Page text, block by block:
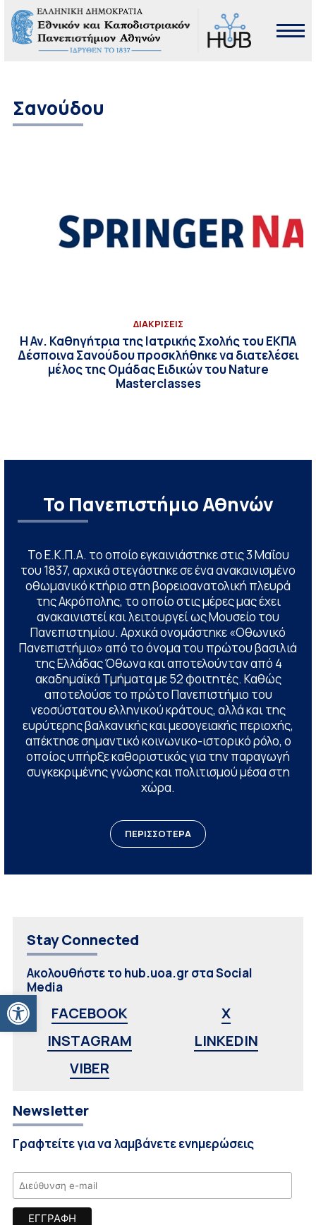
Ανοίξτε τη γραμμή εργαλείων
Σανούδου
ΔΙΑΚΡΙΣΕΙΣ
Η Αν. Καθηγήτρια της Ιατρικής Σχολής του ΕΚΠΑ
Δέσποινα Σανούδου προσκλήθηκε να διατελέσει
μέλος της Ομάδας Ειδικών του Nature
Masterclasses
Το Πανεπιστήμιο Αθηνών
Το Ε.Κ.Π.Α. το οποίο εγκαινιάστηκε στις 3 Μαΐου
του 1837, αρχικά στεγάστηκε σε ένα ανακαινισμένο
οθωμανικό κτήριο στη βορειοανατολική πλευρά
της Ακρόπολης, το οποίο στις μέρες μας έχει
ανακαινιστεί και λειτουργεί ως Μουσείο του
Πανεπιστημίου. Αρχικά ονομάστηκε «Οθωνικό
Πανεπιστήμιο» από το όνομα του πρώτου βασιλιά
της Ελλάδας Όθωνα και αποτελούνταν από 4
ακαδημαϊκά Τμήματα με 52 φοιτητές. Καθώς
αποτελούσε το πρώτο Πανεπιστήμιο του
νεοσύστατου ελληνικού κράτους, αλλά και της
ευρύτερης βαλκανικής και μεσογειακής περιοχής,
απέκτησε σημαντικό κοινωνικο-ιστορικό ρόλο, ο
οποίος υπήρξε καθοριστικός για την παραγωγή
συγκεκριμένης γνώσης και πολιτισμού μέσα στη
χώρα.
ΠΕΡΙΣΣΟΤΕΡΑ
Stay Connected
Ακολουθήστε το hub.uoa.gr στα Social
Media
FACEBOOK
X
INSTAGRAM
LINKEDIN
VIBER
Newsletter
Γραφτείτε για να λαμβάνετε ενημερώσεις